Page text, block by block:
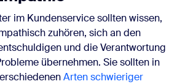
im Kundenservice sollten wissen,
zuhören, sich an den
und die Verantwortung
übernehmen. Sie sollten in
Arten schwieriger